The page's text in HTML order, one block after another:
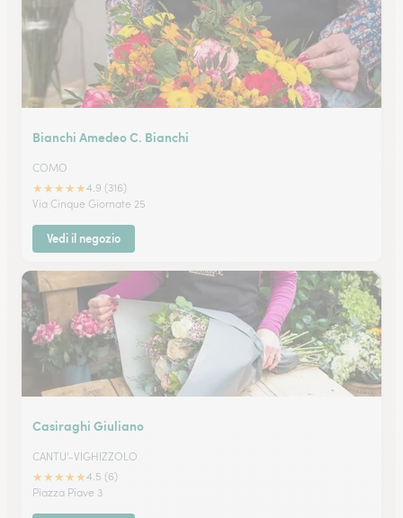
Bianchi Amedeo C. Bianchi
COMO
★★★★★4.9 (316)
Via Cinque Giornate 25
Vedi il negozio
Casiraghi Giuliano
CANTU'-VIGHIZZOLO
★★★★★4.5 (6)
Piazza Piave 3